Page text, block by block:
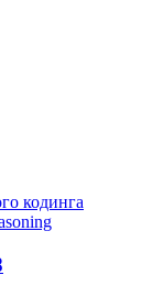
кодинга